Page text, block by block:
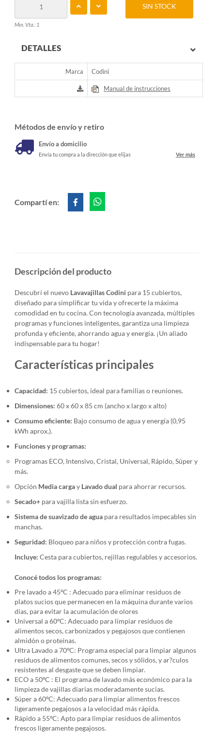
Min. Vta.: 1
SIN STOCK
DETALLES
Marca Codini
Manual de instrucciones
Métodos de envío y retiro
Envío a domicilio
Envía tu compra a la dirección que elijas Ver más
Compartí en:
Descripción del producto
Descubrí el nuevo Lavavajillas Codini para 15 cubiertos,
diseñado para simplificar tu vida y ofrecerte la máxima
comodidad en tu cocina. Con tecnología avanzada, múltiples
programas y funciones inteligentes, garantiza una limpieza
profunda y eficiente, ahorrando agua y energía. ¡Un aliado
indispensable para tu hogar!
Características principales
Capacidad: 15 cubiertos, ideal para familias o reuniones.
Dimensiones: 60 x 60 x 85 cm (ancho x largo x alto)
Consumo eficiente: Bajo consumo de agua y energía (0,95
kWh aprox.).
Funciones y programas:
Programas ECO, Intensivo, Cristal, Universal, Rápido, Súper y
más.
Opción Media cargay Lavado dual para ahorrar recursos.
Secado+ para vajilla lista sin esfuerzo.
Sistema de suavizado de agua para resultados impecables sin
manchas.
Seguridad: Bloqueo para niños y protección contra fugas.
Incluye: Cesta para cubiertos, rejillas regulables y accesorios.
Conocé todos los programas:
Pre lavado a 45ºC : Adecuado para eliminar residuos de
platos sucios que permanecen en la máquina durante varios
días, para evitar la acumulación de olores
Universal a 60ºC: Adecuado para limpiar residuos de
alimentos secos, carbonizados y pegajosos que contienen
almidón o proteínas.
Ultra Lavado a 70ºC: Programa especial para limpiar algunos
residuos de alimentos comunes, secos y sólidos, y ar?culos
resistentes al desgaste que se deben limpiar.
ECO a 50ºC : El programa de lavado más económico para la
limpieza de vajillas diarias moderadamente sucias.
Súper a 60ºC: Adecuado para limpiar alimentos frescos
ligeramente pegajosos a la velocidad más rápida.
Rápido a 55ºC: Apto para limpiar residuos de alimentos
frescos ligeramente pegajosos.